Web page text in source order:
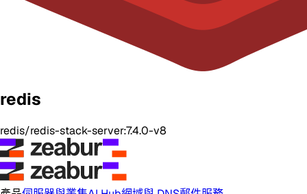
redis
redis/redis-stack-server:7.4.0-v8